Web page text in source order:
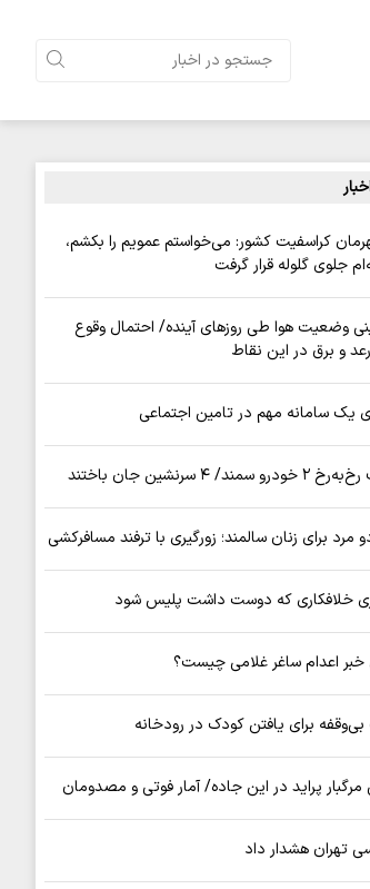
کراسفیت کشور: می‌خواستم عمویم را بکشم،
جلوی گلوله قرار گرفت
وضعیت هوا طی روزهای آینده/ احتمال وقوع
رعد و برق در این نقاط
یک سامانه مهم در تامین اجتماعی
۴ سرنشین جان باختند
مرد برای زنان سالمند؛ زورگیری با ترفند مسافرکشی
خلافکاری که دوست داشت پلیس شود
خبر اعدام ساغر غلامی چیست؟
بی‌وقفه برای یافتن کودک در رودخانه
مرگبار پراید در این جاده/ آمار فوتی و مصدومان
تهران هشدار داد